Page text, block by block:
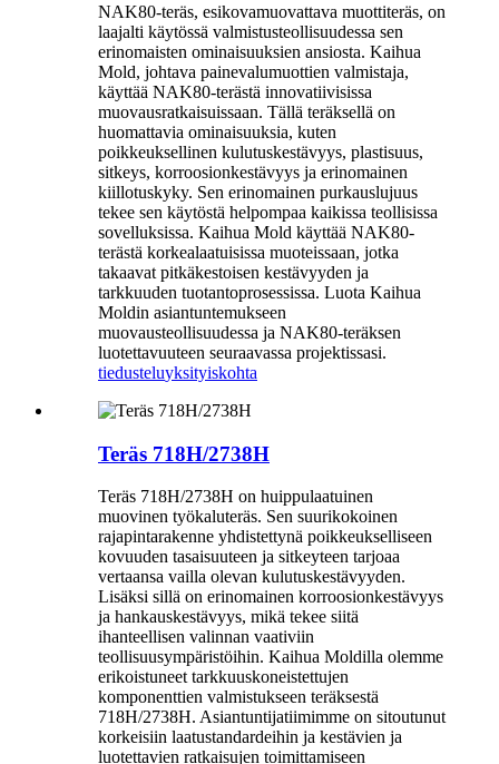
NAK80-teräs, esikovamuovattava muottiteräs, on
laajalti käytössä valmistusteollisuudessa sen
erinomaisten ominaisuuksien ansiosta. Kaihua
Mold, johtava painevalumuottien valmistaja,
käyttää NAK80-terästä innovatiivisissa
muovausratkaisuissaan. Tällä teräksellä on
huomattavia ominaisuuksia, kuten
poikkeuksellinen kulutuskestävyys, plastisuus,
sitkeys, korroosionkestävyys ja erinomainen
kiillotuskyky. Sen erinomainen purkauslujuus
tekee sen käytöstä helpompaa kaikissa teollisissa
sovelluksissa. Kaihua Mold käyttää NAK80-
terästä korkealaatuisissa muoteissaan, jotka
takaavat pitkäkestoisen kestävyyden ja
tarkkuuden tuotantoprosessissa. Luota Kaihua
Moldin asiantuntemukseen
muovausteollisuudessa ja NAK80-teräksen
luotettavuuteen seuraavassa projektissasi.
tiedusteluyksityiskohta
Teräs 718H/2738H
Teräs 718H/2738H on huippulaatuinen
muovinen työkaluteräs. Sen suurikokoinen
rajapintarakenne yhdistettynä poikkeukselliseen
kovuuden tasaisuuteen ja sitkeyteen tarjoaa
vertaansa vailla olevan kulutuskestävyyden.
Lisäksi sillä on erinomainen korroosionkestävyys
ja hankauskestävyys, mikä tekee siitä
ihanteellisen valinnan vaativiin
teollisuusympäristöihin. Kaihua Moldilla olemme
erikoistuneet tarkkuuskoneistettujen
komponenttien valmistukseen teräksestä
718H/2738H. Asiantuntijatiimimme on sitoutunut
korkeisiin laatustandardeihin ja kestävien ja
luotettavien ratkaisujen toimittamiseen